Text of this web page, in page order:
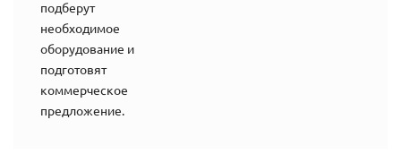
подберут
необходимое
оборудование и
подготовят
коммерческое
предложение.